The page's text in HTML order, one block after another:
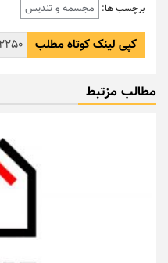
برچسب ها: مجسمه و تندیس
کپی لینک کوتاه مطلب
مطالب مزتبط